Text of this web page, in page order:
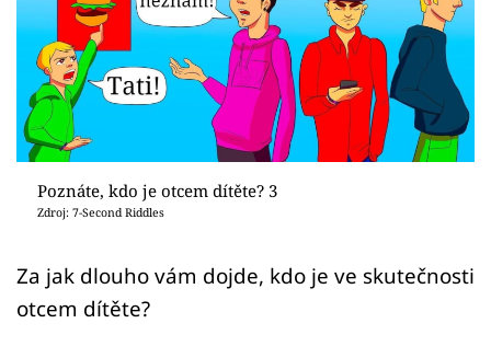
Sex a vztahy
Videa
Sledujte prima+
Přihlášení
Sledujte nás
Poznáte, kdo je otcem dítěte? 3
Zdroj: 7-Second Riddles
Za jak dlouho vám dojde, kdo je ve skutečnosti
otcem dítěte?